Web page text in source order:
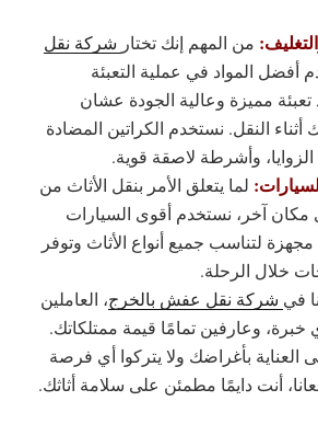
من المهم إنك تختار شركة نقل
أفضل المواد في عملية التعبئة
تعبئة مميزة وعالية الجودة عشان
النقل. نستخدم الكراتين المضادة
الزوايا، وأشرطة لاصقة قوية.
لما يتعلق الأمر بنقل الأثاث من
مكان آخر، نستخدم أقوى السيارات
لتناسب جميع أنواع الأثاث وتوفر
خلال الرحلة.
في شركة نقل عفش بالخرج، العاملين
خبرة، وعارفين تمامًا قيمة ممتلكاتك.
بأغراضك ولا يتركوا أي فرصة
أنت دايمًا مطمئن على سلامة أثاثك.